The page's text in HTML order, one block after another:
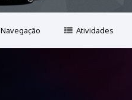
Navegação Atividades